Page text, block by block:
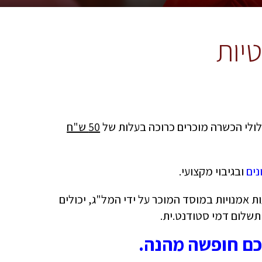
הכשרה מוכרים כרוכה בעלות של 50 ש"ח
ובגיבוי מקצועי.
אמנויות במוסד המוכר על ידי המל"ג, יכולים
דמי סטודנט.ית.
חופשה מהנה.